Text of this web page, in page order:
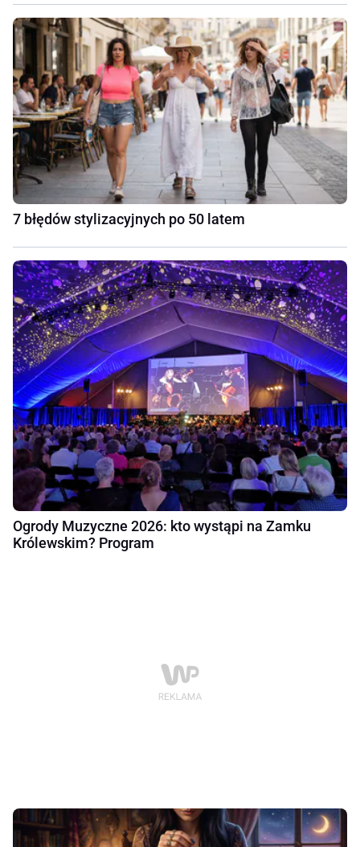
7 błędów stylizacyjnych po 50 latem
Ogrody Muzyczne 2026: kto wystąpi na Zamku
Królewskim? Program